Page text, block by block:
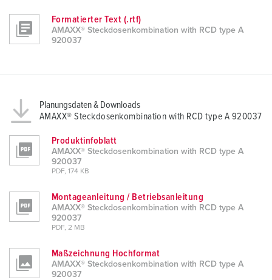
Formatierter Text (.rtf)
AMAXX® Steckdosenkombination with RCD type A
920037
Planungsdaten & Downloads
AMAXX® Steckdosenkombination with RCD type A 920037
Produktinfoblatt
AMAXX® Steckdosenkombination with RCD type A
920037
PDF, 174 KB
Montageanleitung / Betriebsanleitung
AMAXX® Steckdosenkombination with RCD type A
920037
PDF, 2 MB
Maßzeichnung Hochformat
AMAXX® Steckdosenkombination with RCD type A
920037